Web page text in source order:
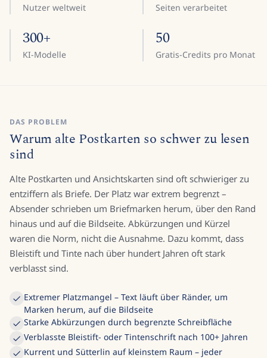
Nutzer weltweit Seiten verarbeitet
300+
KI-Modelle
50
Gratis-Credits pro Monat
DAS PROBLEM
Warum alte Postkarten so schwer zu lesen
sind
Alte Postkarten und Ansichtskarten sind oft schwieriger zu
entziffern als Briefe. Der Platz war extrem begrenzt –
Absender schrieben um Briefmarken herum, über den Rand
hinaus und auf die Bildseite. Abkürzungen und Kürzel
waren die Norm, nicht die Ausnahme. Dazu kommt, dass
Bleistift und Tinte nach über hundert Jahren oft stark
verblasst sind.
Extremer Platzmangel – Text läuft über Ränder, um
Marken herum, auf die Bildseite
Starke Abkürzungen durch begrenzte Schreibfläche
Verblasste Bleistift- oder Tintenschrift nach 100+ Jahren
Kurrent und Sütterlin auf kleinstem Raum – jeder